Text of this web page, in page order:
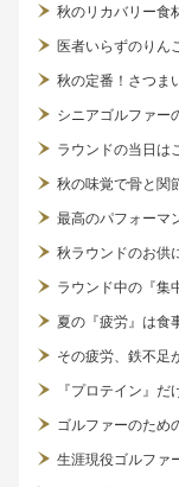
秋のリカバリー食
医者いらずのりん
秋の定番！さつま
シニアゴルファー
ラウンドの当日は
秋の味覚で骨と関
最高のパフォーマ
秋ラウンドのお供
ラウンド中の『集
夏の『疲労』は食
その疲労、鉄不足
『プロテイン』だ
ゴルファーのため
生涯現役ゴルファ